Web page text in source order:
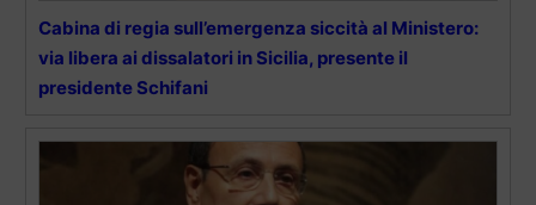
Cabina di regia sull’emergenza siccità al Ministero:
via libera ai dissalatori in Sicilia, presente il
presidente Schifani